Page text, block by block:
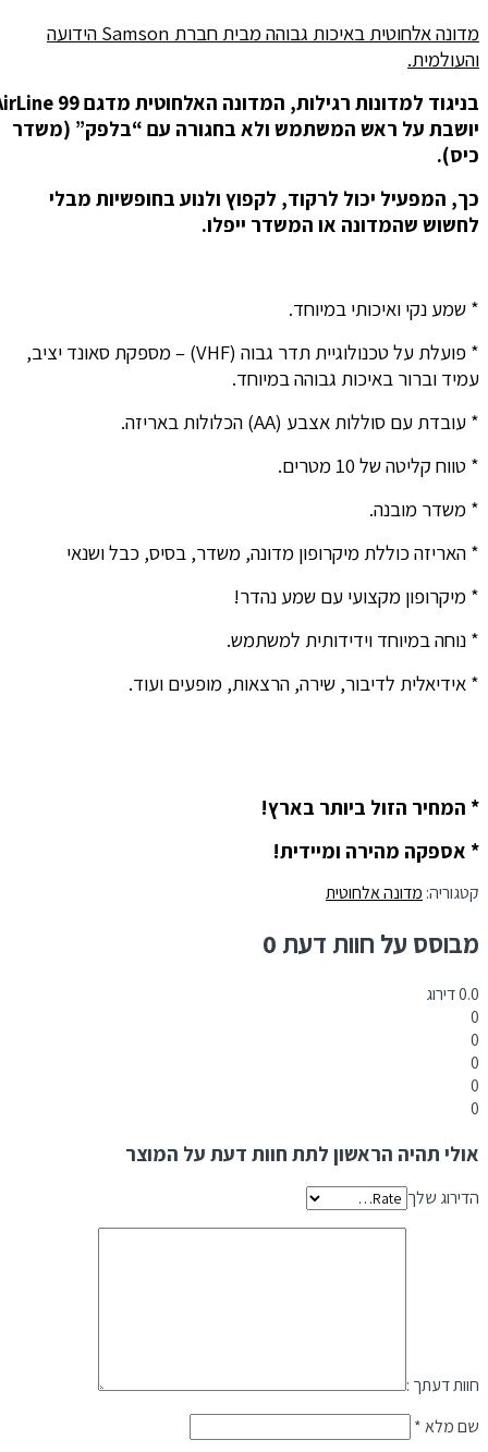
מדונה אלחוטית באיכות גבוהה מבית חברת Samson הידועה
והעולמית.
בניגוד למדונות רגילות, המדונה האלחוטית מדגם AirLine 99
יושבת על ראש המשתמש ולא בחגורה עם “בלפק” (משדר
כיס).
כך, המפעיל יכול לרקוד, לקפוץ ולנוע בחופשיות מבלי
לחשוש שהמדונה או המשדר ייפלו.
* שמע נקי ואיכותי במיוחד.
* פועלת על טכנולוגיית תדר גבוה (VHF) – מספקת סאונד יציב,
עמיד וברור באיכות גבוהה במיוחד.
* עובדת עם סוללות אצבע (AA) הכלולות באריזה.
* טווח קליטה של 10 מטרים.
* משדר מובנה.
* האריזה כוללת מיקרופון מדונה, משדר, בסיס, כבל ושנאי
* מיקרופון מקצועי עם שמע נהדר!
* נוחה במיוחד וידידותית למשתמש.
* אידיאלית לדיבור, שירה, הרצאות, מופעים ועוד.
* המחיר הזול ביותר בארץ!
* אספקה מהירה ומיידית!
קטגוריה:מדונה אלחוטית
מבוסס על חוות דעת 0
0.0דירוג
אולי תהיה הראשון לתת חוות דעת על המוצר
הדירוג שלך
חוות דעתך :
שם מלא*